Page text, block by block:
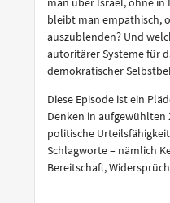
bleibt man empathisch,
auszublenden? Und
autoritärer Systeme für
demokratischer
Diese Episode ist ein
Denken in aufgewühlten
politische
Schlagworte – nämlich
Bereitschaft,